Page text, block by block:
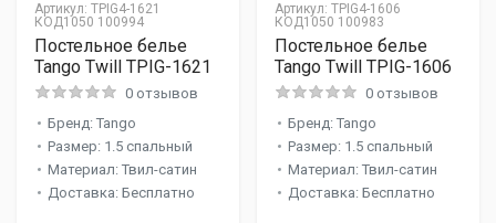
Артикул: TPIG4-1621
КОД1050 100994
Постельное белье
Tango Twill TPIG-1621
0 отзывов
Бренд: Tango
Размер: 1.5 спальный
Материал: Твил-сатин
Доставка: Бесплатно
Артикул: TPIG4-1606
КОД1050 100983
Постельное белье
Tango Twill TPIG-1606
0 отзывов
Бренд: Tango
Размер: 1.5 спальный
Материал: Твил-сатин
Доставка: Бесплатно